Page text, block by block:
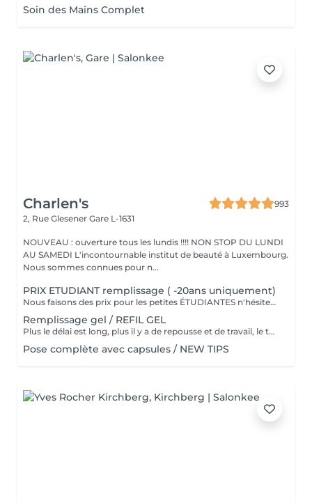
Soin des Mains Complet
Charlen's
993
2, Rue Glesener Gare L-1631
NOUVEAU : ouverture tous les lundis !!!! NON STOP DU LUNDI
AU SAMEDI L'incontournable institut de beauté à Luxembourg.
Nous sommes connues pour n...
PRIX ETUDIANT remplissage ( -20ans uniquement)
Nous faisons des prix pour les petites ÉTUDIANTES n'hésitez pas a passer
Remplissage gel / REFIL GEL
Plus le délai est long, plus il y a de repousse et de travail, le tarif s'adapte donc au temps écoulé depuis votre dernier rendez-vous. Merci de choisir le remplissage adapté
Pose complète avec capsules / NEW TIPS